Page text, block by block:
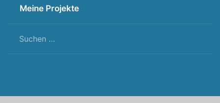
Meine Projekte